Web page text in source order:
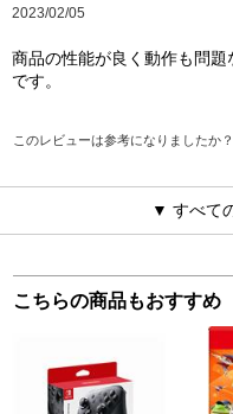
2023/02/05
商品の性能が良く動作も問
です。
このレビューは参考になりましたか？
▼ すべて
こちらの商品もおすすめ